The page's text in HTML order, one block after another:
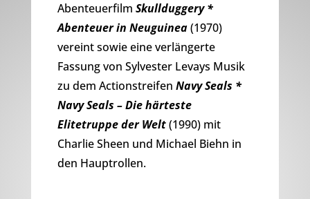
Abenteuerfilm Skullduggery *
Abenteuer in Neuguinea(1970)
vereint sowie eine verlängerte
Fassung von Sylvester Levays Musik
zu dem Actionstreifen Navy Seals *
Navy Seals – Die härteste
Elitetruppe der Welt(1990) mit
Charlie Sheen und Michael Biehn in
den Hauptrollen.